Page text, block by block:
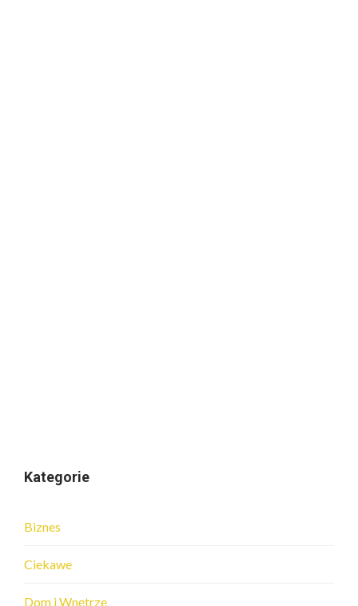
Kategorie
Biznes
Ciekawe
Dom i Wnętrze